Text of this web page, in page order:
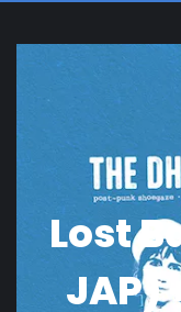
Lost
JAP)